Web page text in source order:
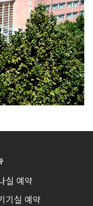
실 예약
기실 예약